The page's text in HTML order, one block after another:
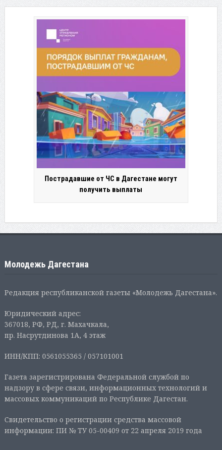
Пострадавшие от ЧС в Дагестане могут
получить выплаты
Молодежь Дагестана
Редакция республиканской газеты «Молодежь Дагестана».
Юридический адрес:
367018, РФ, РД, г. Махачкала,
пр. Насрутдинова 1А, 4 этаж
ИНН/КПП: 0561055365 / 057101001
Газета зарегистрирована Федеральной службой по
надзору в сфере связи, информационных технологий и
массовых коммуникаций по Республике Дагестан.
Свидетельство о регистрации средства массовой
информации: ПИ № ТУ 05-00409 от 22 апреля 2019 года